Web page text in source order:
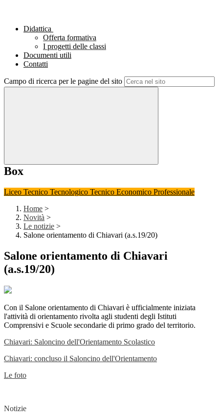
Didattica
Offerta formativa
I progetti delle classi
Documenti utili
Contatti
Campo di ricerca per le pagine del sito
Box
Liceo Tecnico Tecnologico Tecnico Economico Professionale
Home >
Novità >
Le notizie >
Salone orientamento di Chiavari (a.s.19/20)
Salone orientamento di Chiavari
(a.s.19/20)
Con il Salone orientamento di Chiavari è ufficialmente iniziata
l'attività di orientamento rivolta agli studenti degli Istituti
Comprensivi e Scuole secondarie di primo grado del territorio.
Chiavari: Saloncino dell'Orientamento Scolastico
Chiavari: concluso il Saloncino dell'Orientamento
Le foto
Notizie